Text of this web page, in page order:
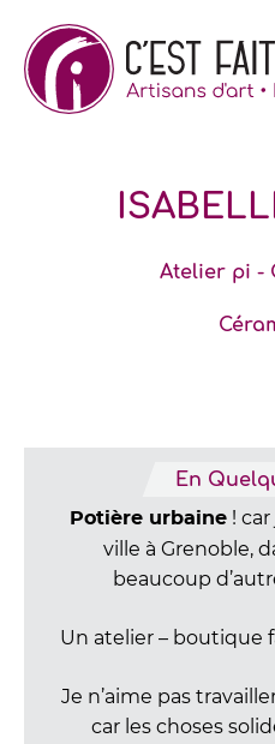
content
Atelier pi -
En
Potière urbaine! car
ville à Grenoble,
beaucoup
Un atelier – boutique
Je n’aime pas
car les choses